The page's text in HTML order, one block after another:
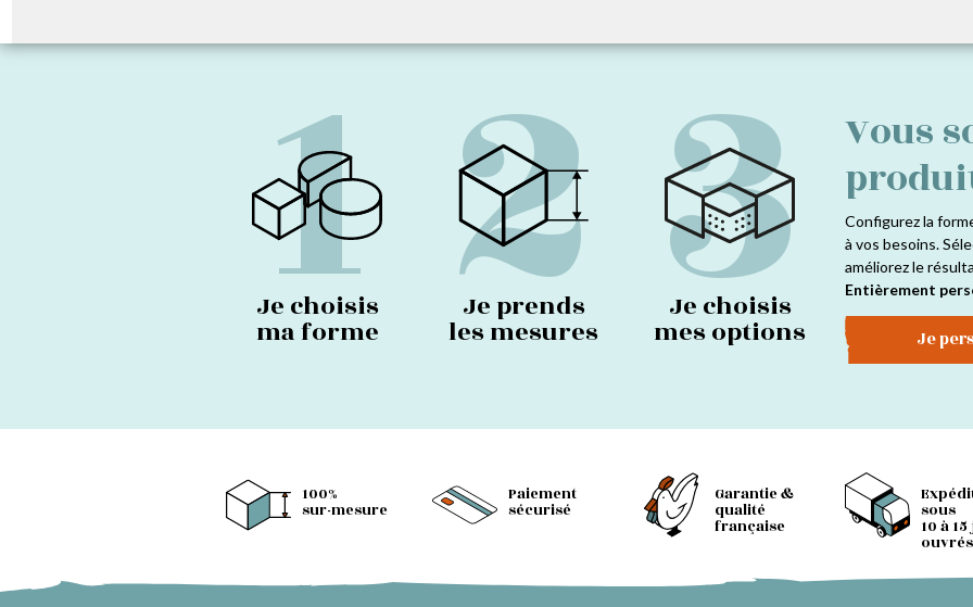
1
Je choisis
ma forme 2
Je prends
les mesures 3
Je choisis
mes options
Vous
Configurez la
à vos besoins.
améliorez le
Entièrement
Je
100%
sur-mesure
Paiement
sécurisé
Garantie &
qualité
française
sous
10 à
ouvrés